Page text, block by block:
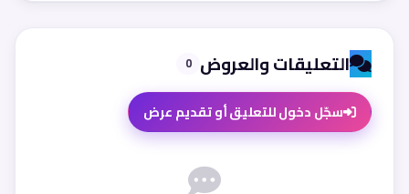
التعليقات والعروض 0
سجّل دخول للتعليق أو تقديم عرض